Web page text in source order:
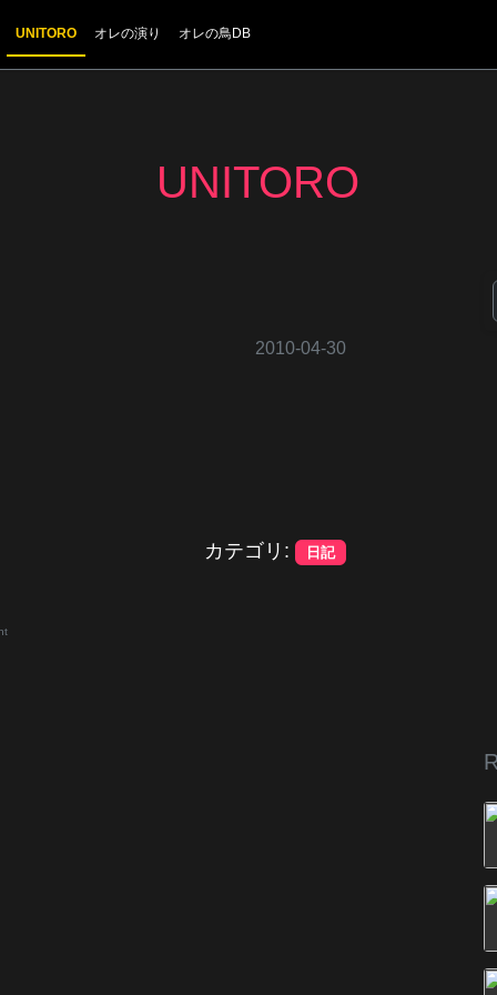
UNITORO オレの演り オレの鳥DB
2010-04-30
カテゴリ: 日記